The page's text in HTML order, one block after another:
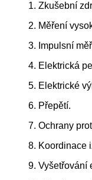
1. Zkušební
2. Měření
3. Impulsní
4. Elektrická
5. Elektrické
6. Přepětí.
7. Ochrany
8. Koordinace
9. Vyšetřování